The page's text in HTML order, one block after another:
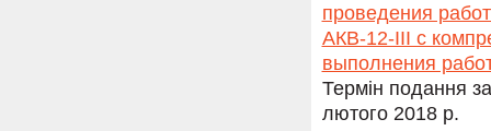
проведения
АКВ-12-III с
выполнения
Термін подання
лютого 2018 р.